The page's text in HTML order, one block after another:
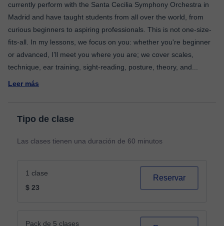
currently perform with the Santa Cecilia Symphony Orchestra in
Madrid and have taught students from all over the world, from
curious beginners to aspiring professionals. This is not one-size-
fits-all. In my lessons, we focus on you: whether you're beginner
or advanced, I’ll meet you where you are; we cover scales,
technique, ear training, sight-reading, posture, theory, and
Leer más
Tipo de clase
Las clases tienen una duración de 60 minutos
1 clase
$ 23
Reservar
Pack de 5 clases